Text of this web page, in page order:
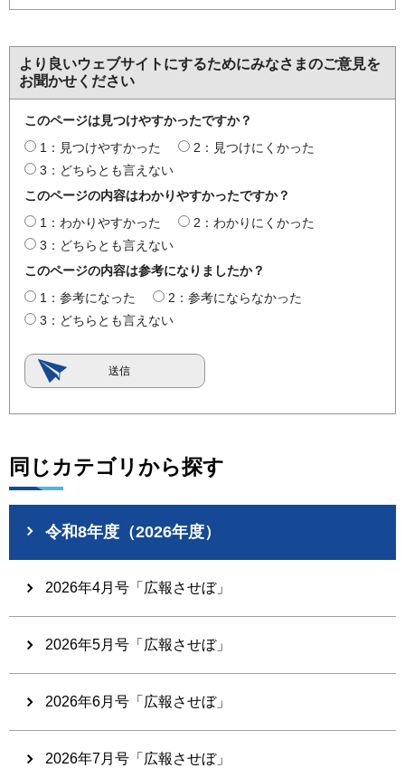
より良いウェブサイトにするためにみなさまのご意見を
お聞かせください
このページは見つけやすかったですか？
1：見つけやすかった
2：見つけにくかった
3：どちらとも言えない
このページの内容はわかりやすかったですか？
1：わかりやすかった
2：わかりにくかった
3：どちらとも言えない
このページの内容は参考になりましたか？
1：参考になった
2：参考にならなかった
3：どちらとも言えない
同じカテゴリから探す
令和8年度（2026年度）
2026年4月号「広報させぼ」
2026年5月号「広報させぼ」
2026年6月号「広報させぼ」
2026年7月号「広報させぼ」